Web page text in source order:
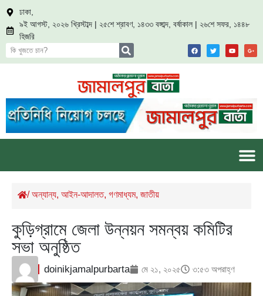
ঢাকা,
৯ই আগস্ট, ২০২৬ খ্রিস্টাব্দ | ২৫শে শ্রাবণ, ১৪৩৩ বঙ্গাব্দ, বর্ষাকাল | ২৬শে সফর, ১৪৪৮
হিজরি
/অন্যান্য, আইন-আদালত, গণমাধ্যম, জাতীয়
কুড়িগ্রামে জেলা উন্নয়ন সমন্বয় কমিটির
সভা অনুষ্ঠিত
doinikjamalpurbarta মে ২১, ২০২৫ ৩:৫৩ অপরাহ্ণ